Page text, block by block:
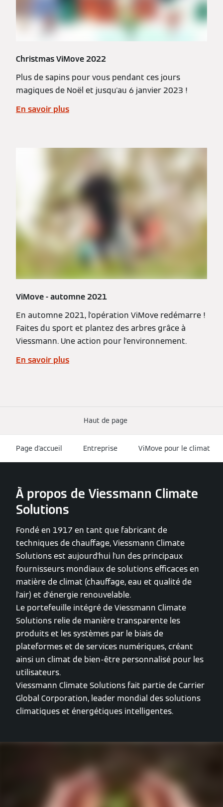
Christmas ViMove 2022
Plus de sapins pour vous pendant ces jours
magiques de Noël et jusqu'au 6 janvier 2023 !
En savoir plus
ViMove - automne 2021
En automne 2021, l'opération ViMove redémarre !
Faites du sport et plantez des arbres grâce à
Viessmann. Une action pour l'environnement.
En savoir plus
Haut de page
Page d'accueil Entreprise ViMove pour le climat
À propos de Viessmann Climate
Solutions
Fondé en 1917 en tant que fabricant de
techniques de chauffage, Viessmann Climate
Solutions est aujourd'hui l'un des principaux
fournisseurs mondiaux de solutions efficaces en
matière de climat (chauffage, eau et qualité de
l'air) et d'énergie renouvelable.
Le portefeuille intégré de Viessmann Climate
Solutions relie de manière transparente les
produits et les systèmes par le biais de
plateformes et de services numériques, créant
ainsi un climat de bien-être personnalisé pour les
utilisateurs.
Viessmann Climate Solutions fait partie de Carrier
Global Corporation, leader mondial des solutions
climatiques et énergétiques intelligentes.